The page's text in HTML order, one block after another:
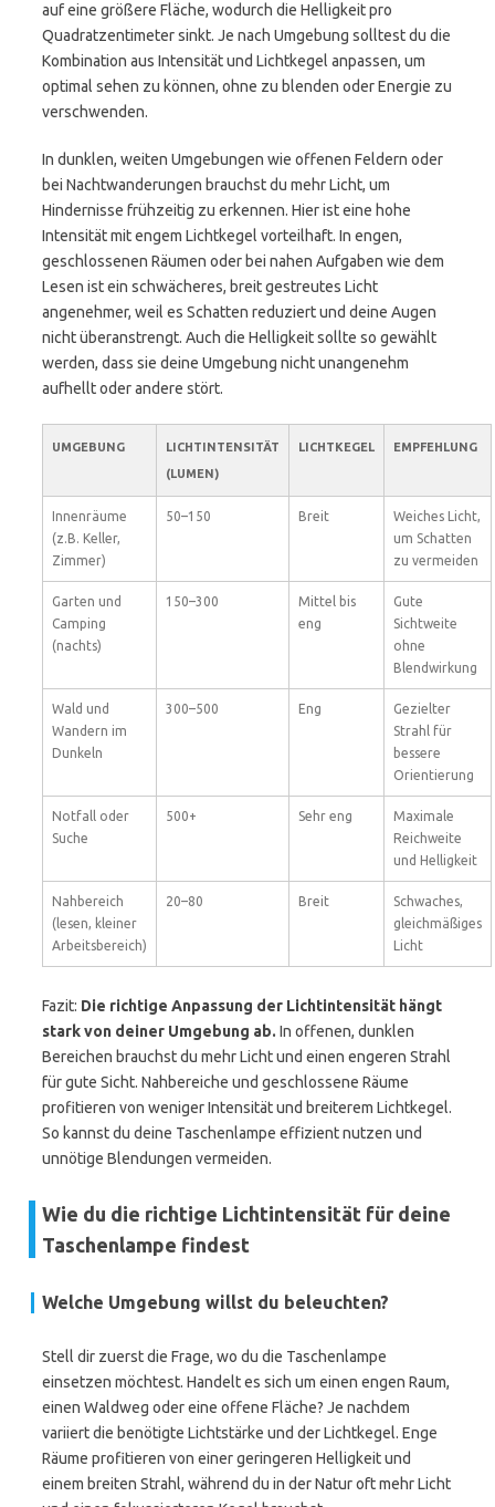
auf eine größere Fläche, wodurch die Helligkeit pro
Quadratzentimeter sinkt. Je nach Umgebung solltest du die
Kombination aus Intensität und Lichtkegel anpassen, um
optimal sehen zu können, ohne zu blenden oder Energie zu
verschwenden.
In dunklen, weiten Umgebungen wie offenen Feldern oder
bei Nachtwanderungen brauchst du mehr Licht, um
Hindernisse frühzeitig zu erkennen. Hier ist eine hohe
Intensität mit engem Lichtkegel vorteilhaft. In engen,
geschlossenen Räumen oder bei nahen Aufgaben wie dem
Lesen ist ein schwächeres, breit gestreutes Licht
angenehmer, weil es Schatten reduziert und deine Augen
nicht überanstrengt. Auch die Helligkeit sollte so gewählt
werden, dass sie deine Umgebung nicht unangenehm
aufhellt oder andere stört.
UMGEBUNG
LICHTINTENSITÄT
(LUMEN)
LICHTKEGEL EMPFEHLUNG
Innenräume
(z.B. Keller,
Zimmer)
50–150 Breit
Weiches Licht,
um Schatten
zu vermeiden
Garten und
Camping
(nachts)
150–300
Mittel bis
eng
Gute
Sichtweite
ohne
Blendwirkung
Wald und
Wandern im
Dunkeln
300–500 Eng
Gezielter
Strahl für
bessere
Orientierung
Notfall oder
Suche
500+ Sehr eng
Maximale
Reichweite
und Helligkeit
Nahbereich
(lesen, kleiner
Arbeitsbereich)
20–80 Breit
Schwaches,
gleichmäßiges
Licht
Fazit: Die richtige Anpassung der Lichtintensität hängt
stark von deiner Umgebung ab. In offenen, dunklen
Bereichen brauchst du mehr Licht und einen engeren Strahl
für gute Sicht. Nahbereiche und geschlossene Räume
profitieren von weniger Intensität und breiterem Lichtkegel.
So kannst du deine Taschenlampe effizient nutzen und
unnötige Blendungen vermeiden.
Wie du die richtige Lichtintensität für deine
Taschenlampe findest
Welche Umgebung willst du beleuchten?
Stell dir zuerst die Frage, wo du die Taschenlampe
einsetzen möchtest. Handelt es sich um einen engen Raum,
einen Waldweg oder eine offene Fläche? Je nachdem
variiert die benötigte Lichtstärke und der Lichtkegel. Enge
Räume profitieren von einer geringeren Helligkeit und
einem breiten Strahl, während du in der Natur oft mehr Licht